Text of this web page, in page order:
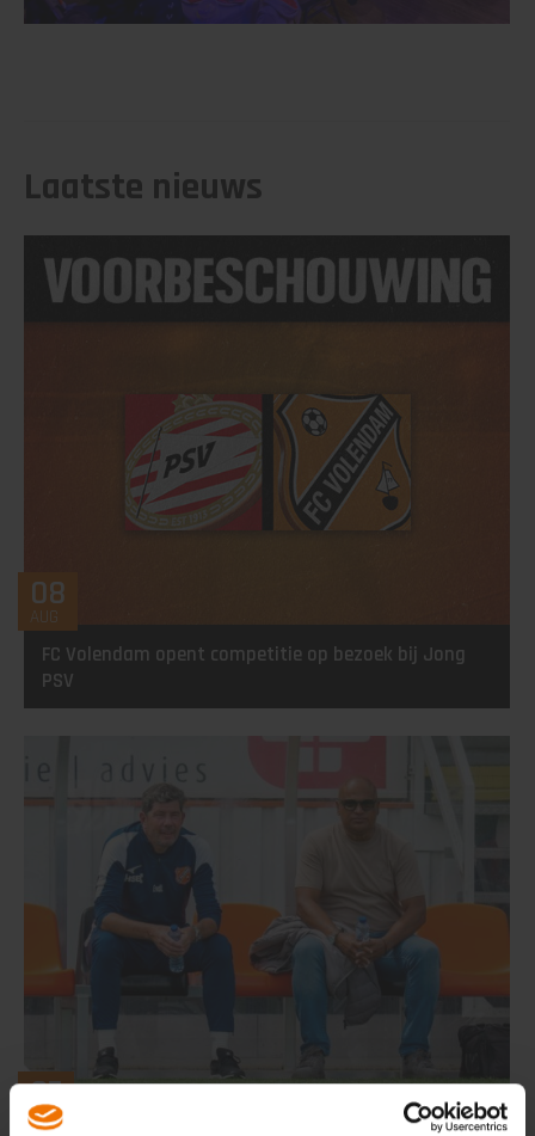
Laatste nieuws
08
AUG
FC Volendam opent competitie op bezoek bij Jong
PSV
07
AUG